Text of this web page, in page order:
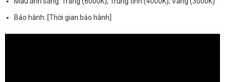
Bảo hành: [Thời gian bảo hành]